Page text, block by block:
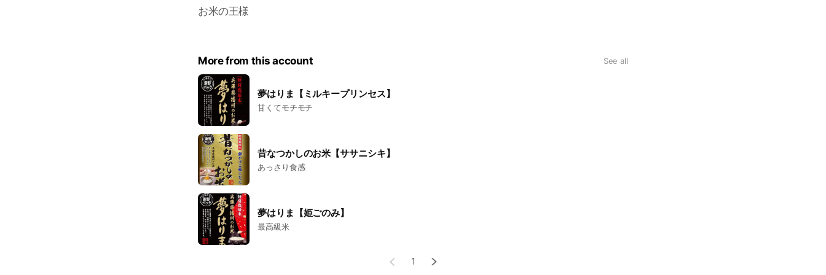
お米の王様
More from this account See all
夢はりま【ミルキープリンセス】
甘くてモチモチ
昔なつかしのお米【ササニシキ】
あっさり食感
夢はりま【姫ごのみ】
最高級米
1